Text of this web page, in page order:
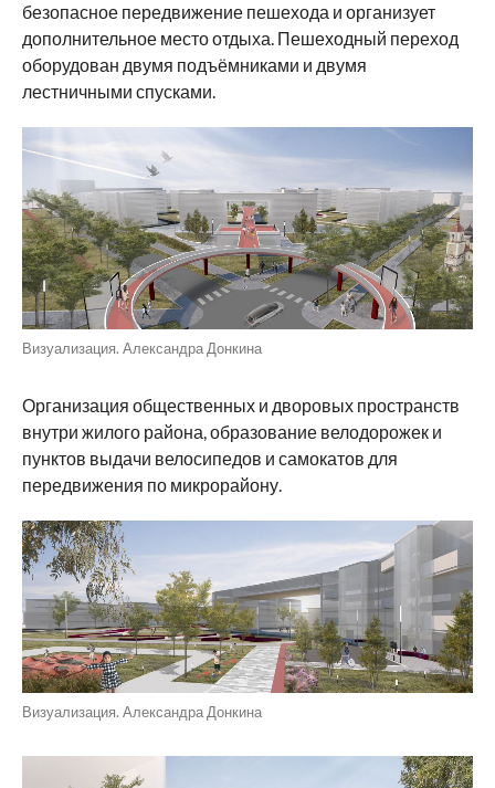
безопасное передвижение пешехода и организует
дополнительное место отдыха. Пешеходный переход
оборудован двумя подъёмниками и двумя
лестничными спусками.
Визуализация. Александра Донкина
Организация общественных и дворовых пространств
внутри жилого района, образование велодорожек и
пунктов выдачи велосипедов и самокатов для
передвижения по микрорайону.
Визуализация. Александра Донкина